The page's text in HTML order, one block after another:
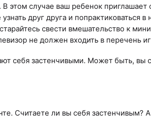
этом случае ваш ребенок приглашает
друг друга и попрактиковаться в
свести вмешательство к
не должен входить в перечень
себя застенчивыми. Может быть, вы
Считаете ли вы себя застенчивым? А